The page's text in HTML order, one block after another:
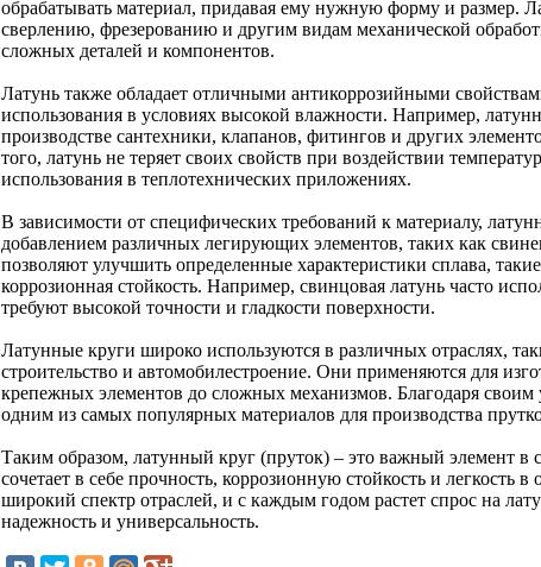
обрабатывать материал, придавая ему нужную форму и размер.
сверлению, фрезерованию и другим видам механической
сложных деталей и компонентов.
Латунь также обладает отличными антикоррозийными
использования в условиях высокой влажности. Например,
производстве сантехники, клапанов, фитингов и других
того, латунь не теряет своих свойств при воздействии
использования в теплотехнических приложениях.
В зависимости от специфических требований к материалу,
добавлением различных легирующих элементов, таких как
позволяют улучшить определенные характеристики сплава,
коррозионная стойкость. Например, свинцовая латунь часто
требуют высокой точности и гладкости поверхности.
Латунные круги широко используются в различных отраслях,
строительство и автомобилестроение. Они применяются для
крепежных элементов до сложных механизмов. Благодаря своим
одним из самых популярных материалов для производства
Таким образом, латунный круг (пруток) – это важный элемент в
сочетает в себе прочность, коррозионную стойкость и легкость
широкий спектр отраслей, и с каждым годом растет спрос на
надежность и универсальность.